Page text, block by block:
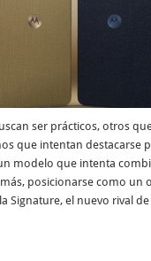
ser prácticos, otros
que intentan destacarse
modelo que intenta
posicionarse como un
Signature, el nuevo rival